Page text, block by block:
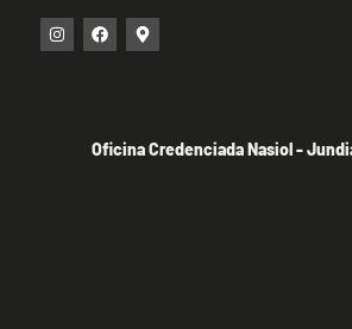
Oficina Credenciada Nasiol -